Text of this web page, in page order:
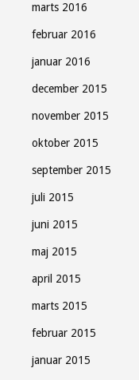
marts 2016
februar 2016
januar 2016
december 2015
november 2015
oktober 2015
september 2015
juli 2015
juni 2015
maj 2015
april 2015
marts 2015
februar 2015
januar 2015